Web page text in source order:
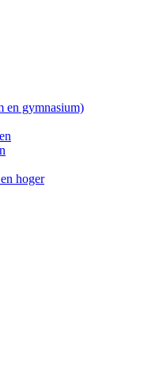
en gymnasium)
hoger